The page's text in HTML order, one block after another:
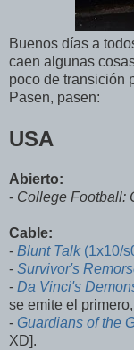
Buenos días a
caen algunas
poco de transición
Pasen, pasen:
USA
Abierto:
- College Football:
Cable:
- Blunt Talk(1x10/
- Survivor's
- Da Vinci's
se emite el
- Guardians of the
XD].